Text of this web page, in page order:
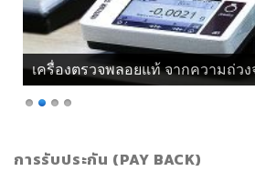
เครื่องตรวจพลอยแท้ จากความถ่วง
การรับประกัน (PAY BACK)